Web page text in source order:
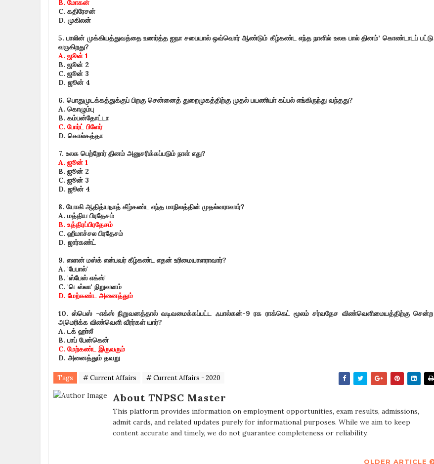
B. மோகன்
C. கதிரேசன்
D. முகிலன்
5.பாலின் முக்கியத்துவத்தை உணர்த்த ஐநா சபையால் ஒவ்வொர் ஆண்டும் கீழ்கண்ட எந்த நாளில் உலக பால் தினம்’ கொண்டாடப் பட்டு
வருகிறது?
A. ஜூன் 1
B. ஜூன் 2
C. ஜூன் 3
D. ஜூன் 4
6. பொதுமுடக்கத்துக்குப் பிறகு சென்னைத் துறைமுகத்திற்கு முதல் பயணியா் கப்பல் எங்கிருந்து வந்தது?
A. கொழும்பு
B. கம்பன்தோட்டா
C. போர்ட் பிளேர்
D. கொல்கத்தா
7. உலக பெற்றோர் தினம் அனுசரிக்கப்படும் நாள் எது?
A. ஜூன் 1
B. ஜூன் 2
C. ஜூன் 3
D. ஜூன் 4
8. யோகி ஆதித்யநாத் கீழ்கண்ட எந்த மாநிலத்தின் முதல்வராவார்?
A. மத்திய பிரதேசம்
B. உத்திரப்பிரதேசம்
C. ஹிமாச்சல பிரதேசம்
D. ஜார்கண்ட்
9. எலான் மஸ்க் என்பவர் கீழ்கண்ட எதன் உரிமையாளராவார்?
A. 'பேபால்'
B. 'ஸ்பேஸ் எக்ஸ்'
C. 'டெஸ்லா' நிறுவனம்
D. மேற்கண்ட அனைத்தும்
10.ஸ்பெஸ் -எக்ஸ் நிறுவனத்தால் வடிவமைக்கப்பட்ட ஃபால்கன்-9 ரக ராக்கெட் மூலம் சர்வதேச விண்வெளிமையத்திற்கு சென்ற
அமெரிக்க விண்வெளி வீரர்கள் யார்?
A. டக் ஹா்லீ
B. பாப் பேன்கென்
C. மேற்கண்ட இருவரும்
D. அனைத்தும் தவறு
Tags # Current Affairs # Current Affairs - 2020
About TNPSC Master
This platform provides information on employment opportunities, exam results, admissions,
admit cards, and related updates purely for informational purposes. While we aim to keep
content accurate and timely, we do not guarantee completeness or reliability.
OLDER ARTICLE